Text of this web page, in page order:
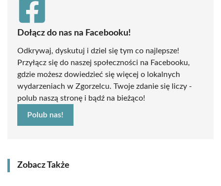
Dołącz do nas na Facebooku!
Odkrywaj, dyskutuj i dziel się tym co najlepsze!
Przyłącz się do naszej społeczności na Facebooku,
gdzie możesz dowiedzieć się więcej o lokalnych
wydarzeniach w Zgorzelcu. Twoje zdanie się liczy -
polub naszą stronę i bądź na bieżąco!
Polub nas!
Zobacz Także